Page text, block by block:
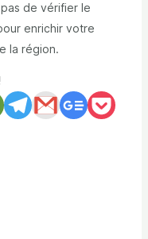
de vérifier le
enrichir votre
la région.